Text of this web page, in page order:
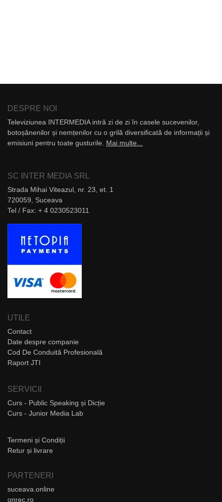
DESPRE NOI
Televiziunea INTERMEDIA intră zi de zi în casele sucevenilor,
botoșănenilor și nemțenilor cu o grilă diversificată de informații și
emisiuni pentru toate gusturile. Mai multe...
SC INTER MEDIA SRL
Strada Mihai Viteazul, nr. 23, et. 1
720059, Suceava
Tel / Fax: + 4 0230523011
UTILE
Contact
Date despre companie
Cod De Conduită Profesională
Raport JTI
SERVICII
Curs - Public Speaking și Dicție
Curs - Junior Media Lab
Termeni și Condiții
Retur și livrare
PARTENERI
suceava.online
onrec.ro